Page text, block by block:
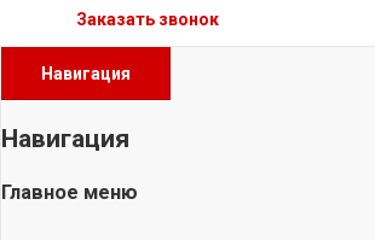
Заказать звонок
Навигация
Навигация
Главное меню